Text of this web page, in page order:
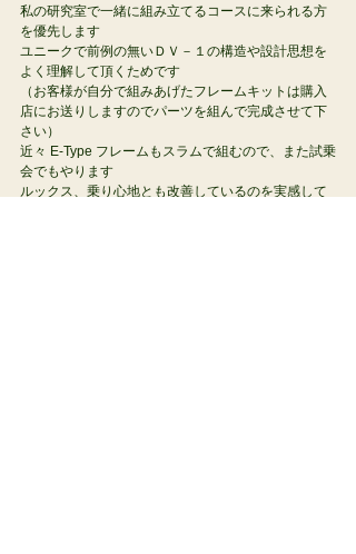
私の研究室で一緒に組み立てるコースに来られる方
を優先します
ユニークで前例の無いＤＶ－１の構造や設計思想を
よく理解して頂くためです
（お客様が自分で組みあげたフレームキットは購入
店にお送りしますのでパーツを組んで完成させて下
さい）
近々 E-Type フレームもスラムで組むので、また試乗
会でもやります
ルックス、乗り心地とも改善しているのを実感して